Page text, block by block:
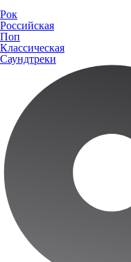
Рок
Российская
Поп
Классическая
Саундтреки